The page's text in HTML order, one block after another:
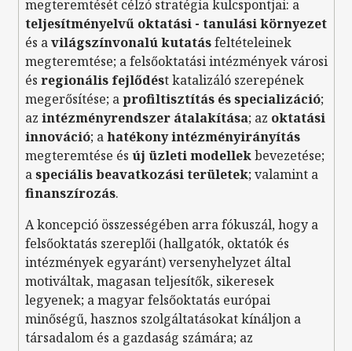
megteremtését célzó stratégia kulcspontjai: a
teljesítményelvű oktatási - tanulási környezet
és avilágszínvonalú kutatásfeltételeinek
megteremtése; a felsőoktatási intézmények városi
és regionális fejlődést katalizáló szerepének
megerősítése; aprofiltisztítás és specializáció;
az intézményrendszer átalakítása; az oktatási
innováció; ahatékony intézményirányítás
megteremtése és új üzleti modellekbevezetése;
aspeciális beavatkozási területek; valamint a
finanszírozás.
A koncepció összességében arra fókuszál, hogy a
felsőoktatás szereplői (hallgatók, oktatók és
intézmények egyaránt) versenyhelyzet által
motiváltak, magasan teljesítők, sikeresek
legyenek; a magyar felsőoktatás európai
minőségű, hasznos szolgáltatásokat kínáljon a
társadalom és a gazdaság számára; az